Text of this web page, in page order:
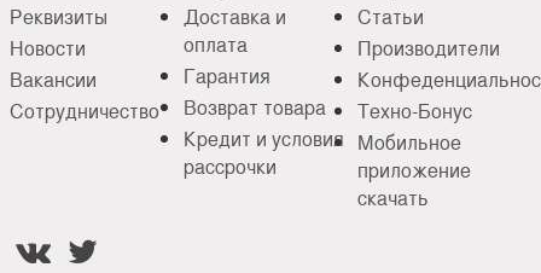
Реквизиты
Новости
Вакансии
Сотрудничество
Доставка и
оплата
Гарантия
Возврат товара
Кредит и условия
рассрочки
Статьи
Производители
Техно-Бонус
Мобильное
приложение
скачать
 